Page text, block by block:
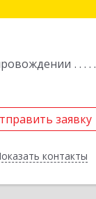
заявку
контакты
заявку
Назад